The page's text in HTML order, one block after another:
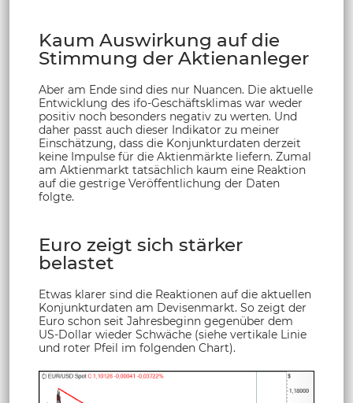
Kaum Auswirkung auf die
Stimmung der Aktienanleger
Aber am Ende sind dies nur Nuancen. Die aktuelle
Entwicklung des ifo-Geschäftsklimas war weder
positiv noch besonders negativ zu werten. Und
daher passt auch dieser Indikator zu meiner
Einschätzung, dass die Konjunkturdaten derzeit
keine Impulse für die Aktienmärkte liefern. Zumal
am Aktienmarkt tatsächlich kaum eine Reaktion
auf die gestrige Veröffentlichung der Daten
folgte.
Euro zeigt sich stärker
belastet
Etwas klarer sind die Reaktionen auf die aktuellen
Konjunkturdaten am Devisenmarkt. So zeigt der
Euro schon seit Jahresbeginn gegenüber dem
US-Dollar wieder Schwäche (siehe vertikale Linie
und roter Pfeil im folgenden Chart).